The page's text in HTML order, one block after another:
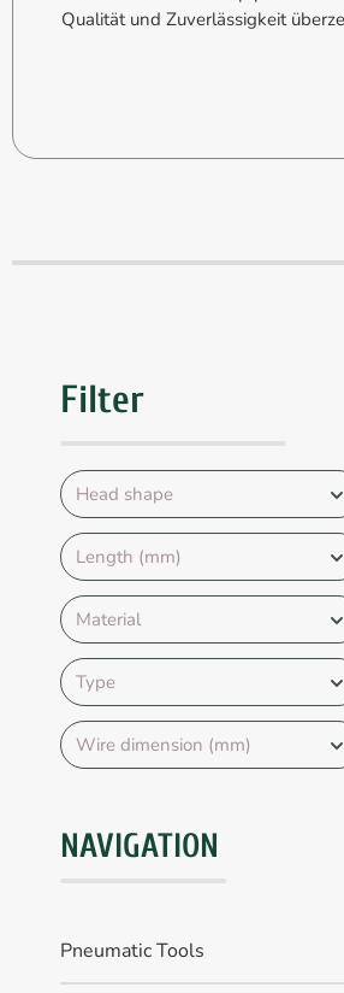
Qualität und Zuverlässigkeit
Filter
Head shape
Length (mm)
Material
Type
Wire dimension (mm)
NAVIGATION
Pneumatic Tools